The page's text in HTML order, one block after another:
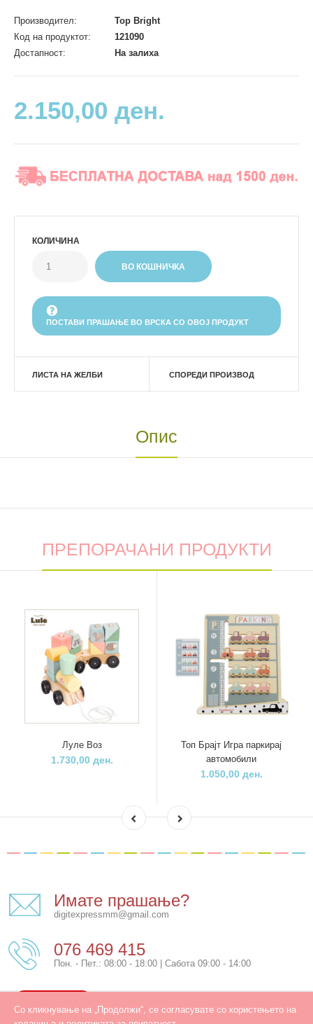
Со кликнување на „Продолжи“, се согласувате со користењето на
Производител:
Top Bright
Код на продуктот:
121090
Достапност:
На залиха
2.150,00 ден.
КОЛИЧИНА
ПОСТАВИ ПРАШАЊЕ ВО ВРСКА СО ОВОЈ ПРОДУКТ
ЛИСТА НА ЖЕЛБИ СПОРЕДИ ПРОИЗВОД
Опис
ПРЕПОРАЧАНИ ПРОДУКТИ
Луле Воз
1.730,00 ден.
Топ Брајт Игра паркирај
автомобили
1.050,00 ден.
Имате прашање?
digitexpressmm@gmail.com
076 469 415
Пон. - Пет.: 08:00 - 18:00 | Сабота 09:00 - 14:00